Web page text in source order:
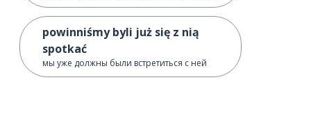
powinniśmy byli już się z nią
spotkać
мы уже должны были встретиться с ней